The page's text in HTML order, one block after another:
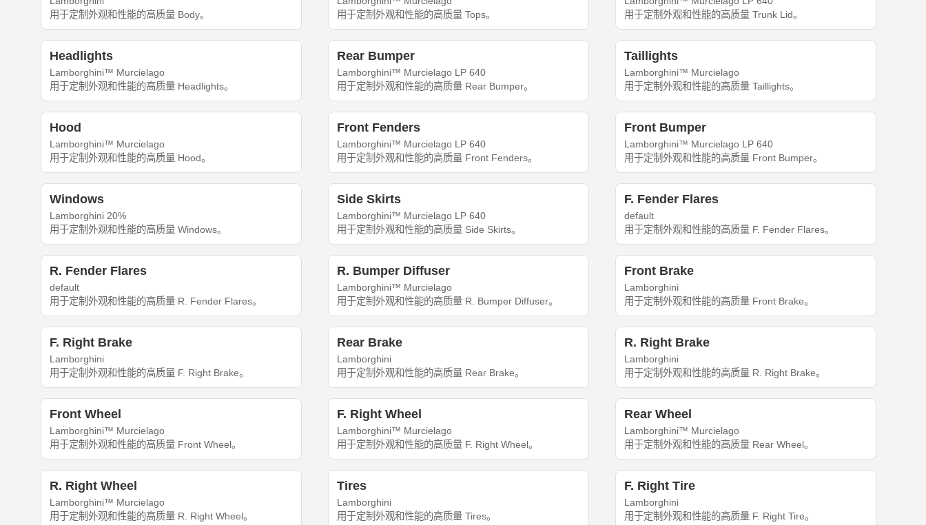
用于定制外观和性能的高质量 Body。
用于定制外观和性能的高质量 Tops。
用于定制外观和性能的高质量 Trunk Lid。
Headlights
Lamborghini™ Murcielago
用于定制外观和性能的高质量 Headlights。
Rear Bumper
Lamborghini™ Murcielago LP 640
用于定制外观和性能的高质量 Rear Bumper。
Taillights
Lamborghini™ Murcielago
用于定制外观和性能的高质量 Taillights。
Hood
Lamborghini™ Murcielago
用于定制外观和性能的高质量 Hood。
Front Fenders
Lamborghini™ Murcielago LP 640
用于定制外观和性能的高质量 Front Fenders。
Front Bumper
Lamborghini™ Murcielago LP 640
用于定制外观和性能的高质量 Front Bumper。
Windows
Lamborghini 20%
用于定制外观和性能的高质量 Windows。
Side Skirts
Lamborghini™ Murcielago LP 640
用于定制外观和性能的高质量 Side Skirts。
F. Fender Flares
default
用于定制外观和性能的高质量 F. Fender Flares。
R. Fender Flares
default
用于定制外观和性能的高质量 R. Fender Flares。
R. Bumper Diffuser
Lamborghini™ Murcielago
用于定制外观和性能的高质量 R. Bumper Diffuser。
Front Brake
Lamborghini
用于定制外观和性能的高质量 Front Brake。
F. Right Brake
Lamborghini
用于定制外观和性能的高质量 F. Right Brake。
Rear Brake
Lamborghini
用于定制外观和性能的高质量 Rear Brake。
R. Right Brake
Lamborghini
用于定制外观和性能的高质量 R. Right Brake。
Front Wheel
Lamborghini™ Murcielago
用于定制外观和性能的高质量 Front Wheel。
F. Right Wheel
Lamborghini™ Murcielago
用于定制外观和性能的高质量 F. Right Wheel。
Rear Wheel
Lamborghini™ Murcielago
用于定制外观和性能的高质量 Rear Wheel。
R. Right Wheel
Lamborghini™ Murcielago
用于定制外观和性能的高质量 R. Right Wheel。
Tires
Lamborghini
用于定制外观和性能的高质量 Tires。
F. Right Tire
Lamborghini
用于定制外观和性能的高质量 F. Right Tire。